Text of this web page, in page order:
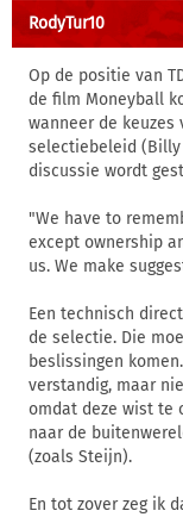
RodyTur10
Op de positie van
de film Moneyball
wanneer de
selectiebeleid
discussie wordt
"We have to
except ownership
us. We make
Een technisch
de selectie. Die
beslissingen
verstandig, maar
omdat deze wist te
naar de
(zoals Steijn).
En tot zover zeg ik